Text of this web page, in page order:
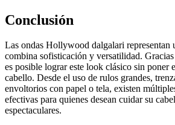
Conclusión
Las ondas Hollywood dalgalari representan
combina sofisticación y versatilidad. Gracias
es posible lograr este look clásico sin poner
cabello. Desde el uso de rulos grandes,
envoltorios con papel o tela, existen
efectivas para quienes desean cuidar su
espectaculares.